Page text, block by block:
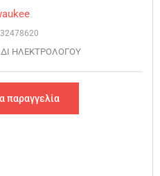
ΗΛΕΚΤΡΟΛΟΓΟΥ
παραγγελία